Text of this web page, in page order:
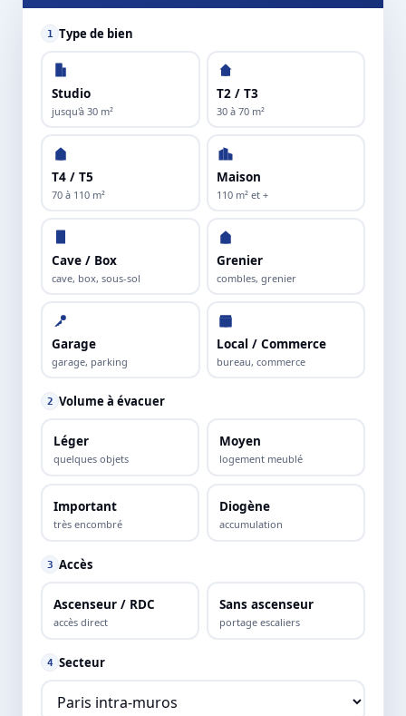
1 Type de bien
Studio
jusqu'à 30 m²
T2 / T3
30 à 70 m²
T4 / T5
70 à 110 m²
Maison
110 m² et +
Cave / Box
cave, box, sous-sol
Grenier
combles, grenier
Garage
garage, parking
Local / Commerce
bureau, commerce
2 Volume à évacuer
Léger
quelques objets
Moyen
logement meublé
Important
très encombré
Diogène
accumulation
3 Accès
Ascenseur / RDC
accès direct
Sans ascenseur
portage escaliers
4 Secteur